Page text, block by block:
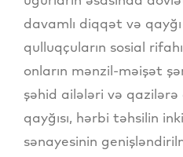
davamlı diqqət və
qulluqçuların sosial
onların mənzil-məişət
şəhid ailələri və
qayğısı, hərbi təhsilin
sənayesinin